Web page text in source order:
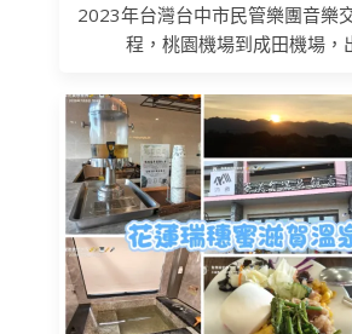
2023年台灣台中市民管樂團音樂
程，桃園機場到成田機場，